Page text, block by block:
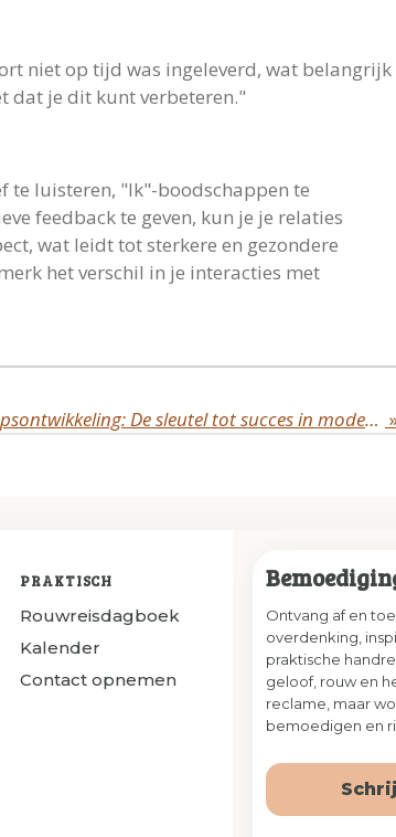
niet op tijd was ingeleverd, wat belangrijk
dat je dit kunt verbeteren."
te luisteren, "Ik"-boodschappen te
feedback te geven, kun je je relaties
wat leidt tot sterkere en gezondere
het verschil in je interacties met
Leiderschapsontwikkeling: De sleutel tot succes in moderne organisaties
PRAKTISCH
Rouwreisdagboek
Kalender
Contact opnemen
Ontvang af en
overdenking,
praktische
geloof, rouw en
reclame, maar
bemoedigen en